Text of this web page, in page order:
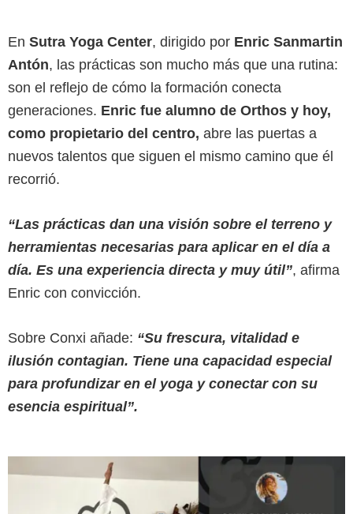
En Sutra Yoga Center, dirigido por Enric Sanmartin
Antón, las prácticas son mucho más que una rutina:
son el reflejo de cómo la formación conecta
generaciones. Enric fue alumno de Orthos y hoy,
como propietario del centro, abre las puertas a
nuevos talentos que siguen el mismo camino que él
recorrió.
“Las prácticas dan una visión sobre el terreno y
herramientas necesarias para aplicar en el día a
día. Es una experiencia directa y muy útil”, afirma
Enric con convicción.
Sobre Conxi añade: “Su frescura, vitalidad e
ilusión contagian. Tiene una capacidad especial
para profundizar en el yoga y conectar con su
esencia espiritual”.